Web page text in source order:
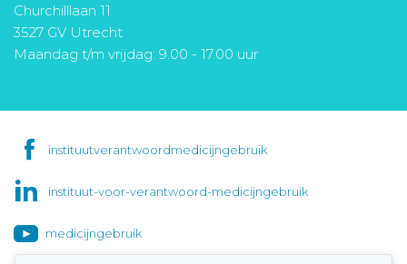
Churchilllaan 11
3527 GV Utrecht
Maandag t/m vrijdag: 9.00 - 17.00 uur
instituutverantwoordmedicijngebruik
instituut-voor-verantwoord-medicijngebruik
medicijngebruik